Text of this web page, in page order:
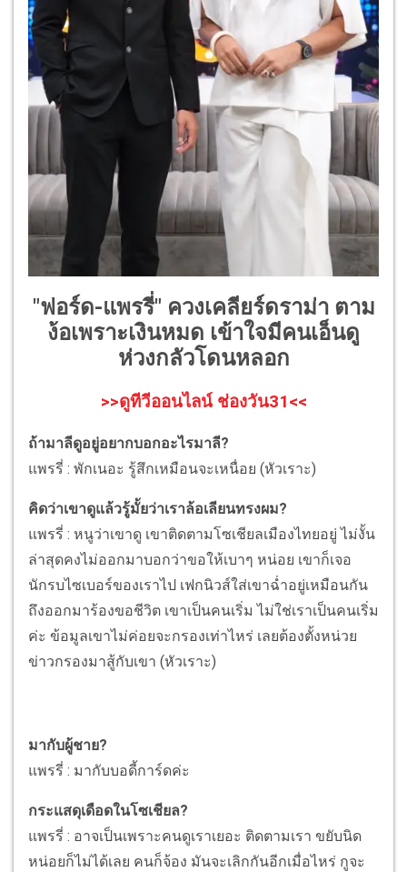
"ฟอร์ด-แพรรี่" ควงเคลียร์ดราม่า ตาม
ง้อเพราะเงินหมด เข้าใจมีคนเอ็นดู
ห่วงกลัวโดนหลอก
>>ดูทีวีออนไลน์ ช่องวัน31<<
ถ้ามาลีดูอยู่อยากบอกอะไรมาลี?
แพรรี่ : พักเนอะ รู้สึกเหมือนจะเหนื่อย (หัวเราะ)
คิดว่าเขาดูแล้วรู้มั้ยว่าเราล้อเลียนทรงผม?
แพรรี่ : หนูว่าเขาดู เขาติดตามโซเชียลเมืองไทยอยู่ ไม่งั้น
ล่าสุดคงไม่ออกมาบอกว่าขอให้เบาๆ หน่อย เขาก็เจอ
นักรบไซเบอร์ของเราไป เฟกนิวส์ใส่เขาฉ่ำอยู่เหมือนกัน
ถึงออกมาร้องขอชีวิต เขาเป็นคนเริ่ม ไม่ใช่เราเป็นคนเริ่ม
ค่ะ ข้อมูลเขาไม่ค่อยจะกรองเท่าไหร่ เลยต้องตั้งหน่วย
ข่าวกรองมาสู้กับเขา (หัวเราะ)
มากับผู้ชาย?
แพรรี่ : มากับบอดี้การ์ดค่ะ
กระแสดุเดือดในโซเชียล?
แพรรี่ : อาจเป็นเพราะคนดูเราเยอะ ติดตามเรา ขยับนิด
หน่อยก็ไม่ได้เลย คนก็จ้อง มันจะเลิกกันอีกเมื่อไหร่ กูจะ